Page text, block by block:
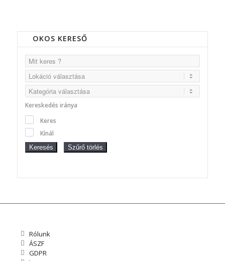
OKOS KERESŐ
Kereskedés iránya
Keres
Kínál
Keresés Szűrő törlés
Rólunk
ÁSZF
GDPR